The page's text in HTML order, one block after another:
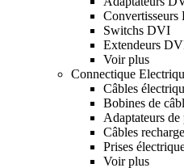
Switchs DVI
Extendeurs
Voir plus
Connectique
Câbles
Bobines de
Adaptateurs de
Câbles
Prises
Voir plus